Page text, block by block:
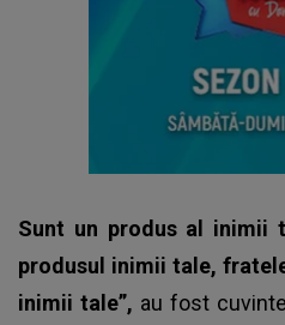
Sunt un produs al inimii
produsul inimii tale,
inimii tale”, au fost